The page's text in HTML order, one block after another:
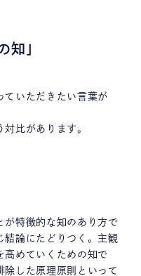
知」
ていただきたい言葉が
対比があります。
が特徴的な知のあり方で
結論にたどりつく。主観
高めていくための知で
除した原理原則といって